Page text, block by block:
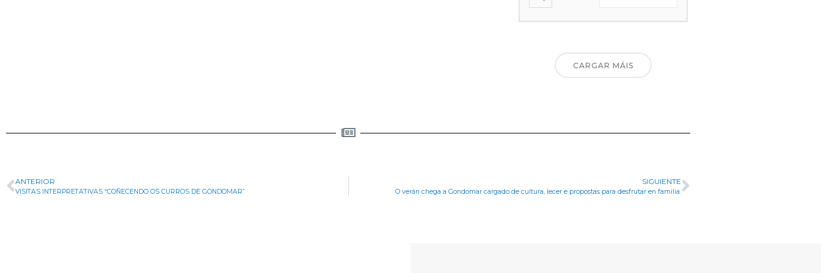
CARGAR MÁIS
ANTERIOR
VISITAS INTERPRETATIVAS “COÑECENDO OS CURROS DE GONDOMAR”
SIGUIENTE
O verán chega a Gondomar cargado de cultura, lecer e propostas para desfrutar en familia.